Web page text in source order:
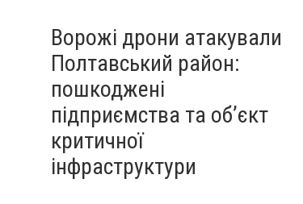
Ворожі дрони атакували
Полтавський район:
пошкоджені
підприємства та об’єкт
критичної
інфраструктури